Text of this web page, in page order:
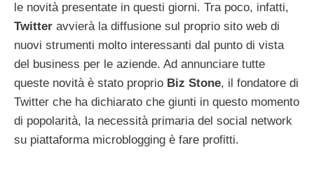
le novità presentate in questi giorni. Tra poco, infatti,
Twitter avvierà la diffusione sul proprio sito web di
nuovi strumenti molto interessanti dal punto di vista
del business per le aziende. Ad annunciare tutte
queste novità è stato proprio Biz Stone, il fondatore di
Twitter che ha dichiarato che giunti in questo momento
di popolarità, la necessità primaria del social network
su piattaforma microblogging è fare profitti.